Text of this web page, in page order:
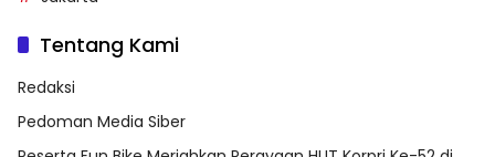
Redaksi
Pedoman Media Siber